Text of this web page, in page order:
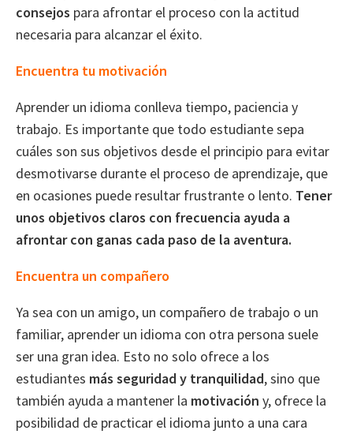
consejos para afrontar el proceso con la actitud
necesaria para alcanzar el éxito.
Encuentra tu motivación
Aprender un idioma conlleva tiempo, paciencia y
trabajo. Es importante que todo estudiante sepa
cuáles son sus objetivos desde el principio para evitar
desmotivarse durante el proceso de aprendizaje, que
en ocasiones puede resultar frustrante o lento. Tener
unos objetivos claros con frecuencia ayuda a
afrontar con ganas cada paso de la aventura.
Encuentra un compañero
Ya sea con un amigo, un compañero de trabajo o un
familiar, aprender un idioma con otra persona suele
ser una gran idea. Esto no solo ofrece a los
estudiantes más seguridad y tranquilidad, sino que
también ayuda a mantener la motivación y, ofrece la
posibilidad de practicar el idioma junto a una cara